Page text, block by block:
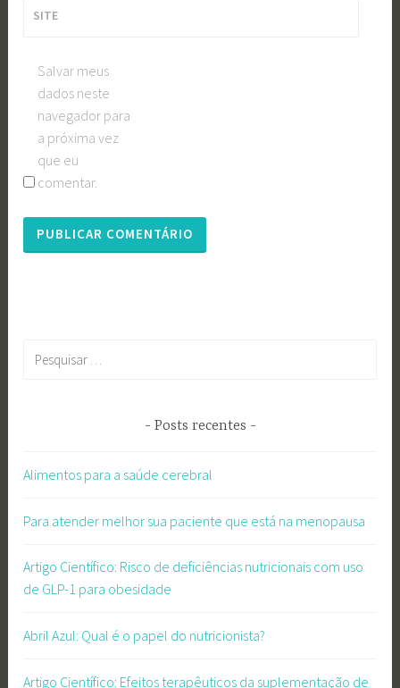
SITE
Salvar meus
dados neste
navegador para
a próxima vez
que eu
comentar.
Posts recentes
Alimentos para a saúde cerebral
Para atender melhor sua paciente que está na menopausa
Artigo Científico: Risco de deficiências nutricionais com uso
de GLP-1 para obesidade
Abril Azul: Qual é o papel do nutricionista?
Artigo Científico: Efeitos terapêuticos da suplementação de